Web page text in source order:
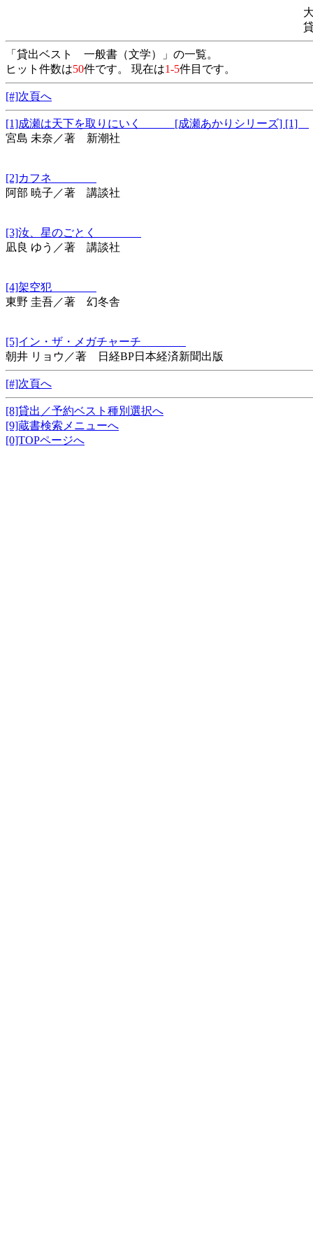
「貸出ベスト 一般書（文学）」の一覧。
ヒット件数は50件です。 現在は1-5件目です。
[#]次頁へ
[1]成瀬は天下を取りにいく [成瀬あかりシリーズ] [1]
宮島 未奈／著 新潮社
[2]カフネ
阿部 暁子／著 講談社
[3]汝、星のごとく
凪良 ゆう／著 講談社
[4]架空犯
東野 圭吾／著 幻冬舎
[5]イン・ザ・メガチャーチ
朝井 リョウ／著 日経BP日本経済新聞出版
[#]次頁へ
[8]貸出／予約ベスト種別選択へ
[9]蔵書検索メニューへ
[0]TOPページへ